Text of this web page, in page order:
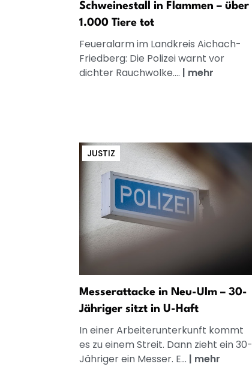
Schweinestall in Flammen – über
1.000 Tiere tot
Feueralarm im Landkreis Aichach-
Friedberg: Die Polizei warnt vor
dichter Rauchwolke.... | mehr
JUSTIZ
Messerattacke in Neu-Ulm – 30-
Jähriger sitzt in U-Haft
In einer Arbeiterunterkunft kommt
es zu einem Streit. Dann zieht ein 30-
Jähriger ein Messer. E... | mehr